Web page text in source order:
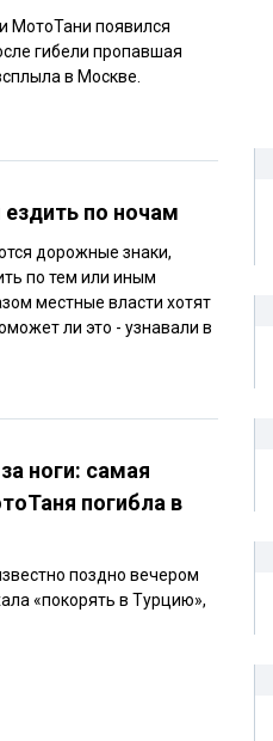
МотоТани появился
гибели пропавшая
в Москве.
по ночам
дорожные знаки,
по тем или иным
местные власти хотят
ли это - узнавали в
ноги: самая
погибла в
поздно вечером
«покорять в Турцию»,